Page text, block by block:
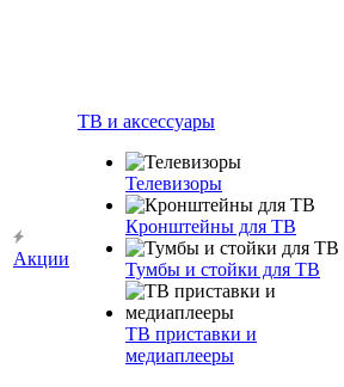
Акции
ТВ и аксессуары
Телевизоры
Кронштейны для ТВ
Тумбы и стойки для ТВ
ТВ приставки и
медиаплееры